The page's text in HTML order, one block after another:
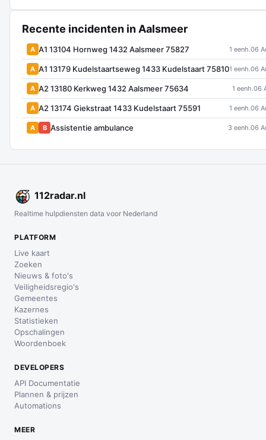
Recente incidenten in Aalsmeer
A A1 13104 Hornweg 1432 Aalsmeer 75827 1 eenh.06
A A1 13179 Kudelstaartseweg 1433 Kudelstaart 758101 eenh.06
A A2 13180 Kerkweg 1432 Aalsmeer 75634 1 eenh.06
A A2 13174 Giekstraat 1433 Kudelstaart 75591 1 eenh.06
A B Assistentie ambulance 3 eenh.06
112radar.nl
Realtime hulpdiensten data voor Nederland
PLATFORM
Live kaart
Zoeken
Nieuws & foto's
Veiligheidsregio's
Gemeentes
Kazernes
Statistieken
Opschalingen
Woordenboek
DEVELOPERS
API Documentatie
Plannen & prijzen
Automations
MEER